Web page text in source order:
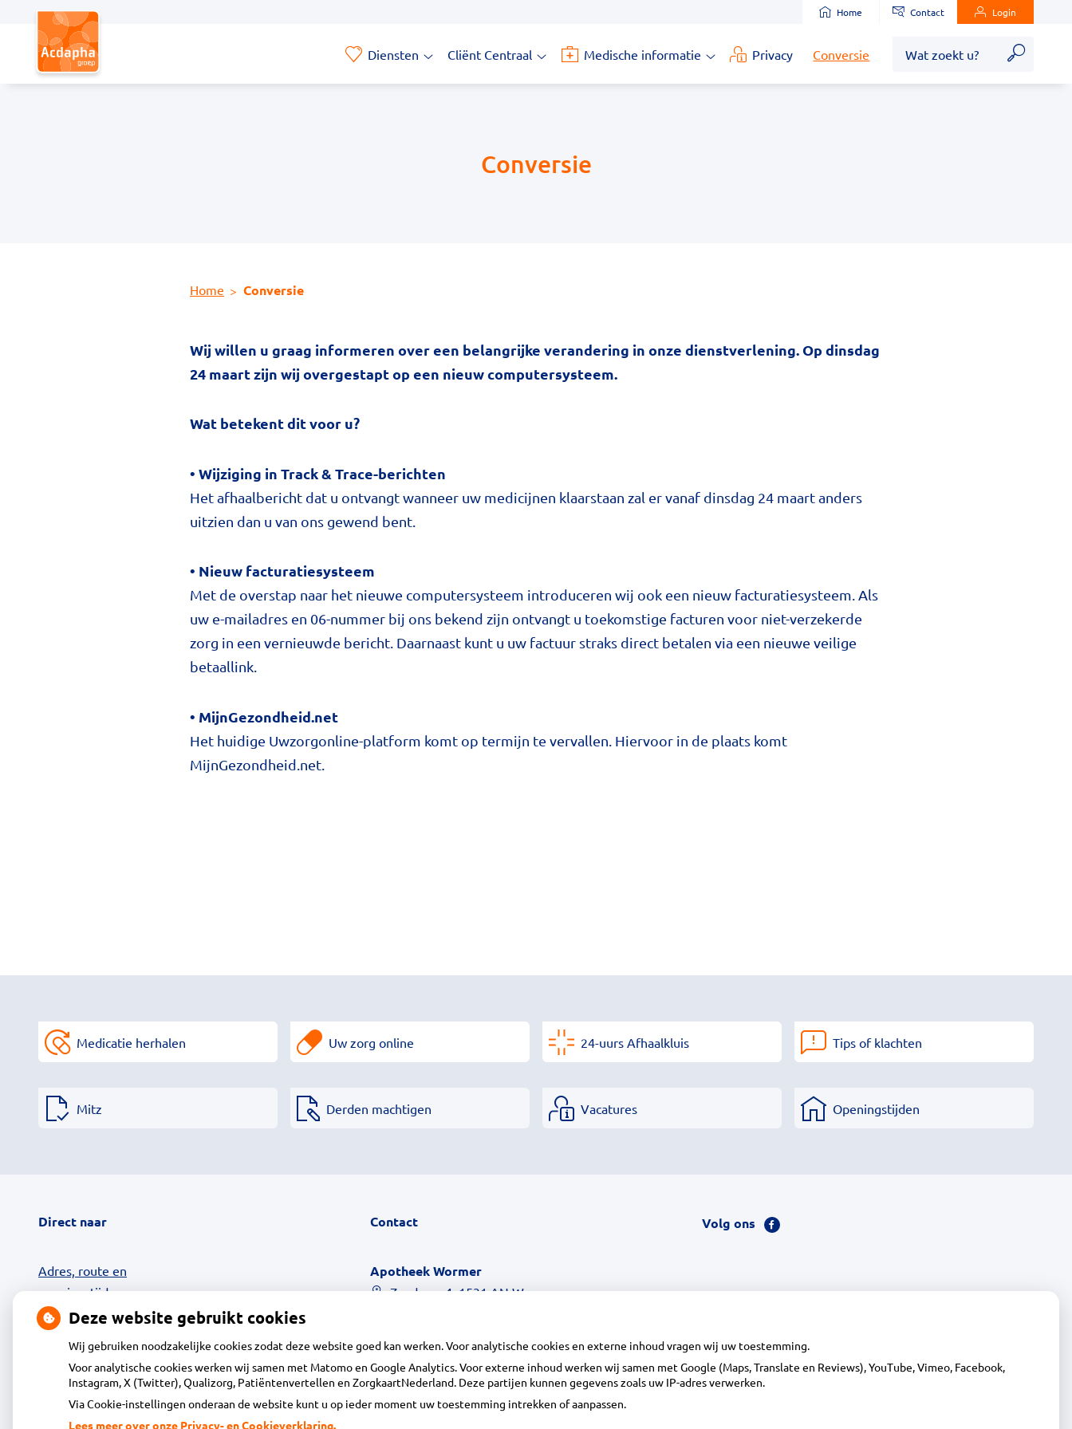
Home Contact Login
Diensten
submenu
Cliënt Centraal
Centraal
Medische informatie
informatie
Privacy Conversie
Home Conversie
Conversie
Wij willen u graag informeren over een belangrijke verandering in onze dienstverlening. Op dinsdag
24 maart zijn wij overgestapt op een nieuw computersysteem.
Wat betekent dit voor u?
• Wijziging in Track & Trace-berichten
Het afhaalbericht dat u ontvangt wanneer uw medicijnen klaarstaan zal er vanaf dinsdag 24 maart anders
uitzien dan u van ons gewend bent.
• Nieuw facturatiesysteem
Met de overstap naar het nieuwe computersysteem introduceren wij ook een nieuw facturatiesysteem. Als
uw e-mailadres en 06-nummer bij ons bekend zijn ontvangt u toekomstige facturen voor niet-verzekerde
zorg in een vernieuwde bericht. Daarnaast kunt u uw factuur straks direct betalen via een nieuwe veilige
betaallink.
• MijnGezondheid.net
Het huidige Uwzorgonline-platform komt op termijn te vervallen. Hiervoor in de plaats komt
MijnGezondheid.net.
Medicatie herhalen Uw zorg online 24-uurs Afhaalkluis Tips of klachten
Mitz Derden machtigen Vacatures Openingstijden
Direct naar
Adres, route en
openingstijden
Contact
Uw zorg online
24-uurs Afhaalkluis
Diensten
Klantenservice
Vacatures
Contact
Apotheek Wormer
Zandweg 4, 1531 AN Wormer
Centrale administratie
Volg ons
Bezoek
Deze website gebruikt cookies
Wij gebruiken noodzakelijke cookies zodat deze website goed kan werken. Voor analytische cookies en externe inhoud vragen wij uw toestemming.
Voor analytische cookies werken wij samen met Matomo en Google Analytics. Voor externe inhoud werken wij samen met Google (Maps, Translate en Reviews), YouTube, Vimeo, Facebook,
Instagram, X (Twitter), Qualizorg, Patiëntenvertellen en ZorgkaartNederland. Deze partijen kunnen gegevens zoals uw IP-adres verwerken.
Via Cookie-instellingen onderaan de website kunt u op ieder moment uw toestemming intrekken of aanpassen.
Lees meer over onze Privacy- en Cookieverklaring.